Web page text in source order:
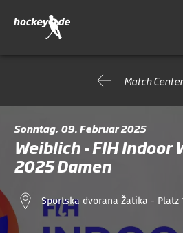
Match
Sonntag, 09. Februar 2025
Weiblich - FIH Indoor
2025 Damen
Sportska dvorana Žatika - Platz